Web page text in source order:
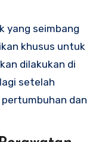
yang seimbang
khusus untuk
dilakukan di
setelah
dan